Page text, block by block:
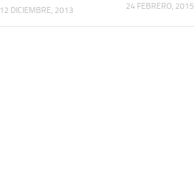
12 DICIEMBRE, 2013 24 FEBRERO, 2015